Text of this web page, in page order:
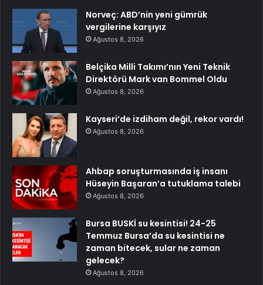
Norveç: ABD’nin yeni gümrük
vergilerine karşıyız
Ağustos 8, 2026
Belçika Milli Takımı’nın Yeni Teknik
Direktörü Mark van Bommel Oldu
Ağustos 8, 2026
Kayseri’de izdiham değil, rekor vardı!
Ağustos 8, 2026
Ahbap soruşturmasında iş insanı
Hüseyin Başaran’a tutuklama talebi
Ağustos 8, 2026
Bursa BUSKİ su kesintisi! 24-25
Temmuz Bursa’da su kesintisi ne
zaman bitecek, sular ne zaman
gelecek?
Ağustos 8, 2026